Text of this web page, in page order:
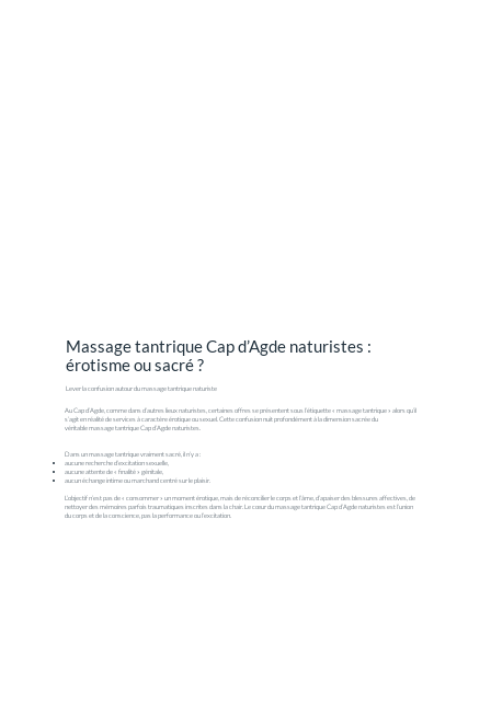
Massage tantrique Cap d’Agde naturistes :
érotisme ou sacré ?
Lever la confusion autour du massage tantrique naturiste
Au Cap d’Agde, comme dans d’autres lieux naturistes, certaines offres se présentent sous l’étiquette « massage tantrique » alors qu’il
s’agit en réalité de services à caractère érotique ou sexuel. Cette confusion nuit profondément à la dimension sacrée du
véritable massage tantrique Cap d’Agde naturistes.
Dans un massage tantrique vraiment sacré, il n’y a :
aucune recherche d’excitation sexuelle,
aucune attente de « finalité » génitale,
aucun échange intime ou marchand centré sur le plaisir.
L’objectif n’est pas de « consommer » un moment érotique, mais de réconcilier le corps et l’âme, d’apaiser des blessures affectives, de
nettoyer des mémoires parfois traumatiques inscrites dans la chair. Le cœur du massage tantrique Cap d’Agde naturistes est l’union
du corps et de la conscience, pas la performance ou l’excitation.